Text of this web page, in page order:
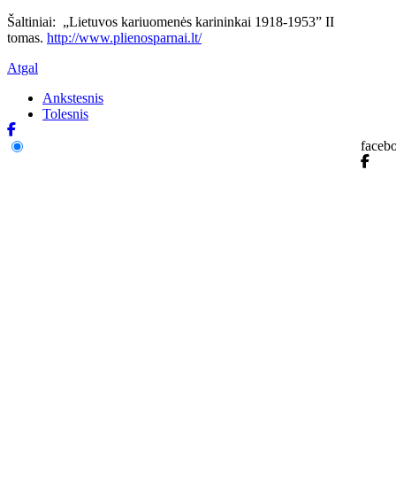
Šaltiniai: „Lietuvos kariuomenės karininkai 1918-1953” II
tomas. http://www.plienosparnai.lt/
Atgal
Ankstesnis
Tolesnis